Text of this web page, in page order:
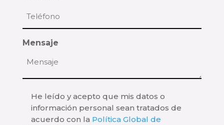
Mensaje
Consentimiento
He leído y acepto que mis datos o
información personal sean tratados de
acuerdo con la Política Global de